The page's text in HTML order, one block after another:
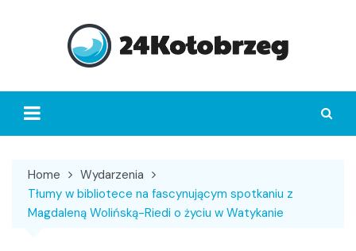
Home
Wydarzenia
Tłumy w bibliotece na fascynującym spotkaniu z
Magdaleną Wolińską-Riedi o życiu w Watykanie